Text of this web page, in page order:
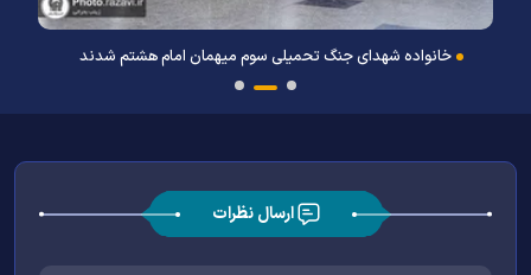
خانواده شهدای جنگ تحمیلی سوم میهمان امام هشتم شدند
ارسال نظرات